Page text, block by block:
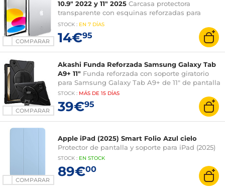
COMPARAR
10.9" 2022 y 11" 2025 Carcasa protectora
transparente con esquinas reforzadas para
Apple iPad 10,9" 2022 y 11" 2025
STOCK : EN 7 DÍAS
14€95
COMPARAR
Akashi Funda Reforzada Samsung Galaxy Tab
A9+ 11" Funda reforzada con soporte giratorio
para Samsung Galaxy Tab A9+ de 11" de pantalla
STOCK : MÁS DE 15 DÍAS
39€95
COMPARAR
Apple iPad (2025) Smart Folio Azul cielo
Protector de pantalla y soporte para iPad (2025)
STOCK : EN STOCK
89€00